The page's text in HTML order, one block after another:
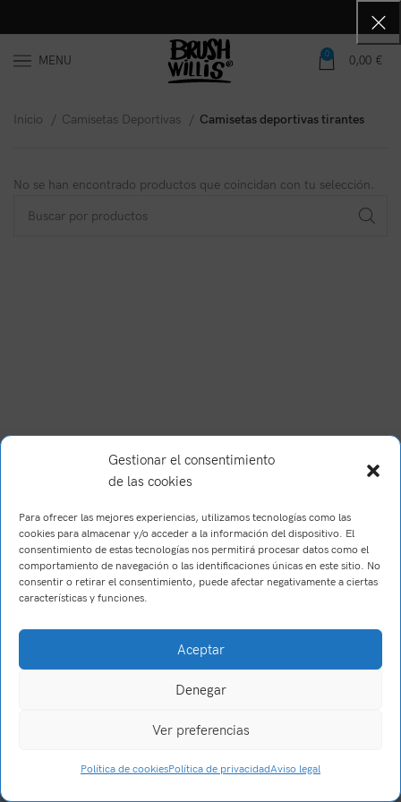
Gestionar el consentimiento
de las cookies
Para ofrecer las mejores experiencias, utilizamos tecnologías como las
cookies para almacenar y/o acceder a la información del dispositivo. El
consentimiento de estas tecnologías nos permitirá procesar datos como el
comportamiento de navegación o las identificaciones únicas en este sitio. No
consentir o retirar el consentimiento, puede afectar negativamente a ciertas
características y funciones.
Aceptar
Denegar
Ver preferencias
Política de cookiesPolítica de privacidadAviso legal
MENU 0 0,00 €
Inicio Camisetas Deportivas Camisetas deportivas tirantes
No se han encontrado productos que coincidan con tu selección.
0